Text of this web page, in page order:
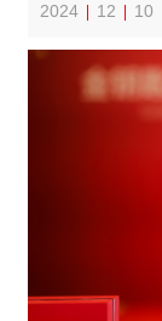
2024 12 10